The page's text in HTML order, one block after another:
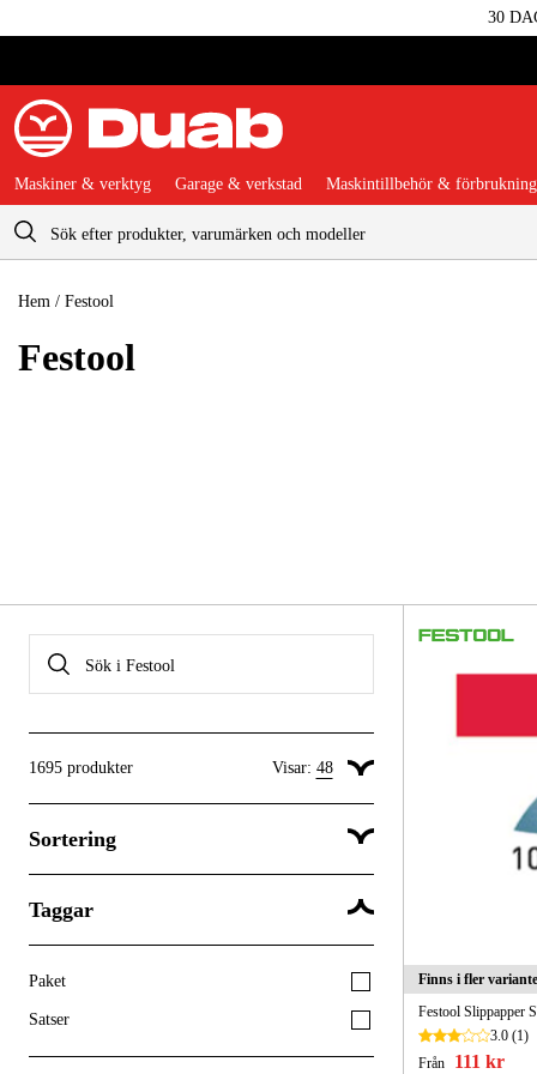
30
Maskiner & verktyg Garage & verkstad Maskintillbehör & förbrukning
Hem / Festool
Festool
1695 produkter Visar: 48
Visa 48 produkter per sida
Sortering
Popularitet
Taggar
Paket
Satser
Finns i fler
Festool Slippapper
3.0(1)
Från
111 kr